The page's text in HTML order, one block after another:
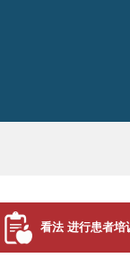
看法 进行患者培